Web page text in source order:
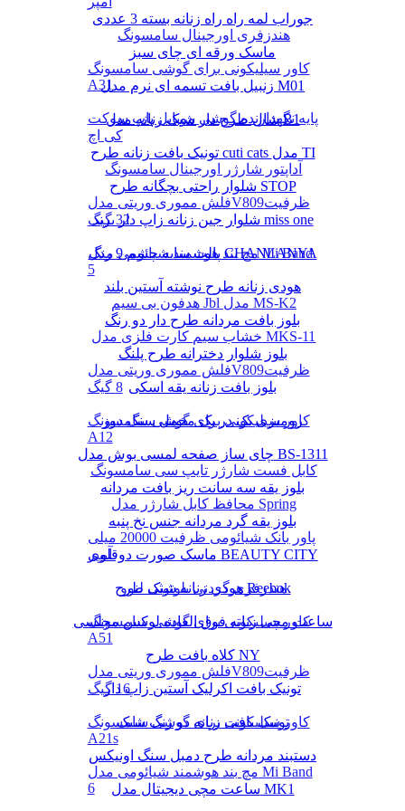
هندزفری اورجینال سامسونگ
کاور سیلیکونی برای گوشی سامسونگ
A31
پایه نگهدارنده گوشی موبایل پاپ سوکت
کی اچ
آداپتور شارژر اورجینال سامسونگ
فلش مموری وریتی مدلV809ظرفیت
32 گیگ
مچ بند هوشمند شیائومی مدل Mi Band
5
هدفون بی سیم Jbl مدل MS-K2
خشاب سیم کارت فلزی مدل MKS-11
فلش مموری وریتی مدلV809ظرفیت
8 گیگ
کاور سیلیکونی برای گوشی سامسونگ
A12
کابل فست شارژر تایپ سی سامسونگ
محافظ کابل شارژر مدل Spring
پاور بانک شیائومی ظرفیت 20000 میلی
آمپر
هندزفری گردنی بلوتوثی لنوو
کاور سیلیکونی برای گوشی سامسونگ
A51
فلش مموری وریتی مدلV809ظرفیت
16 گیگ
کاور سیلیکونی برای گوشی سامسونگ
A21s
مچ بند هوشمند شیائومی مدل Mi Band
6
جوراب لمه راه راه زنانه بسته 3 عددی
ماسک ورقه ای چای سبز
زنبیل بافت تسمه ای نرم مدل M01
شال طرح دار شیک زنانه مدل B1
تونیک بافت زنانه طرح cuti cats مدل TI
شلوار راحتی بچگانه طرح STOP
شلوار جین زنانه زاپ دار برند miss one
پالت سایه چشم 9 رنگ CHANLANYA
هودی زنانه طرح نوشته آستین بلند
بلوز بافت مردانه طرح دار دو رنگ
بلوز شلوار دخترانه طرح پلنگ
بلوز بافت زنانه یقه اسکی
رومیزی یک در یک مخمل سنگ دوز
چای ساز صفحه لمسی بوش مدل BS-1311
بلوز یقه سه سانت ریز بافت مردانه
بلوز یقه گرد مردانه جنس نخ پنبه
ماسک صورت دوقلوی BEAUTY CITY
هودی زنانه شیک طرح Reebok
ساعت مچی زنانه فوق العاده لوکس مجلسی
کلاه بافت طرح NY
تونیک بافت اکرلیک آستین زاپ دار
تونیک بافت زنانه دو رنگ شیک
دستبند مردانه طرح دمبل سنگ اونیکس
ساعت مچی دیجیتال مدل MK1